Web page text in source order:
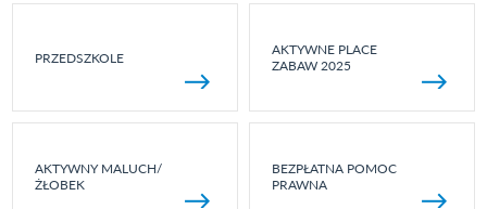
PRZEDSZKOLE
AKTYWNE PLACE
ZABAW 2025
AKTYWNY MALUCH/
ŻŁOBEK
BEZPŁATNA POMOC
PRAWNA